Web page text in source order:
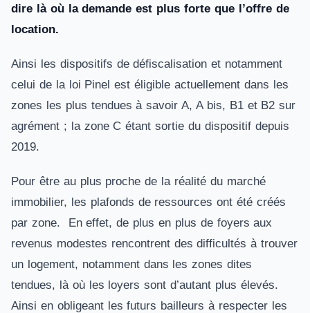
dire là où la demande est plus forte que l’offre de
location.
Ainsi les dispositifs de défiscalisation et notamment
celui de la loi Pinel est éligible actuellement dans les
zones les plus tendues à savoir A, A bis, B1 et B2 sur
agrément ; la zone C étant sortie du dispositif depuis
2019.
Pour être au plus proche de la réalité du marché
immobilier, les plafonds de ressources ont été créés
par zone. En effet, de plus en plus de foyers aux
revenus modestes rencontrent des difficultés à trouver
un logement, notamment dans les zones dites
tendues, là où les loyers sont d’autant plus élevés.
Ainsi en obligeant les futurs bailleurs à respecter les